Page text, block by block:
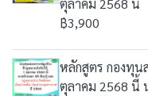
ตุลาคม 2568 นี้
฿3,900
หลักสูตร กองทุน
ตุลาคม 2568 นี้